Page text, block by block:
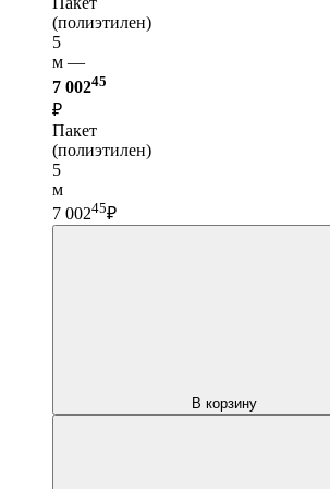
(полиэтилен)
5
м —
7 00245
₽
Пакет
(полиэтилен)
5
м
7 00245₽
В корзину